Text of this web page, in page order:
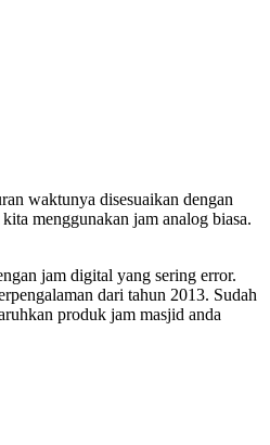
waktunya disesuaikan dengan
menggunakan jam analog biasa.
jam digital yang sering error.
dari tahun 2013. Sudah
produk jam masjid anda